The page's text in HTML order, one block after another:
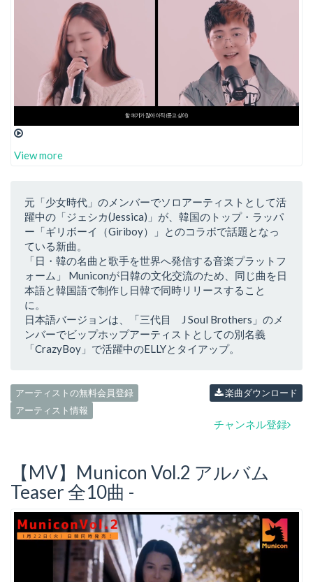
View more
元「少女時代」のメンバーでソロアーティストとして活
躍中の「ジェシカ(Jessica)」が、韓国のトップ・ラッパ
ー「ギリボーイ（Giriboy）」とのコラボで話題となっ
ている新曲。
「日・韓の名曲と歌手を世界へ発信する音楽プラットフ
ォーム」 Municonが日韓の文化交流のため、同じ曲を日
本語と韓国語で制作し日韓で同時リリースすること
に。
日本語バージョンは、「三代目 J Soul Brothers」のメ
ンバーでビップホップアーティストとしての別名義
「CrazyBoy」で活躍中のELLYとタイアップ。
アーティストの無料会員登録
アーティスト情報
楽曲ダウンロード
チャンネル登録
【MV】Municon Vol.2 アルバム
Teaser 全10曲 -